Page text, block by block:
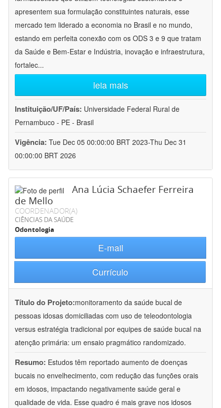
apresentem sua formulação constituintes naturais, esse
mercado tem liderado a economia no Brasil e no mundo,
estando em perfeita conexão com os ODS 3 e 9 que tratam
da Saúde e Bem-Estar e Indústria, inovação e infraestrutura,
fortalec...
leia mais
Instituição/UF/País: Universidade Federal Rural de
Pernambuco - PE - Brasil
Vigência: Tue Dec 05 00:00:00 BRT 2023-Thu Dec 31
00:00:00 BRT 2026
Ana Lúcia Schaefer Ferreira
de Mello
COORDENADOR(A)
CIÊNCIAS DA SAÚDE
Odontologia
E-mail
Currículo
Título do Projeto:monitoramento da saúde bucal de
pessoas idosas domiciliadas com uso de teleodontologia
versus estratégia tradicional por equipes de saúde bucal na
atenção primária: um ensaio pragmático randomizado.
Resumo: Estudos têm reportado aumento de doenças
bucais no envelhecimento, com redução das funções orais
em idosos, impactando negativamente saúde geral e
qualidade de vida. Esse quadro é mais grave nos idosos